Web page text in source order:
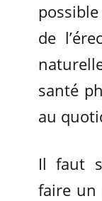
de
santé
au
Il faut
faire un